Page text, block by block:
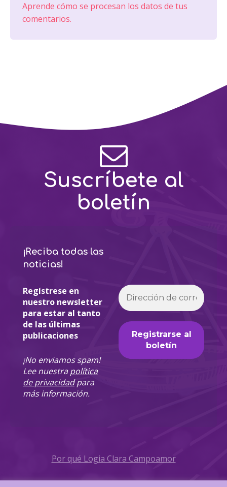
Aprende cómo se procesan los datos de tus
comentarios.
Suscríbete al
boletín
¡Reciba todas las
noticias!
Regístrese en
nuestro newsletter
para estar al tanto
de las últimas
publicaciones
¡No enviamos spam!
Lee nuestrapolítica
de privacidadpara
más información.
Por qué Logia Clara Campoamor
Política de Privacidad